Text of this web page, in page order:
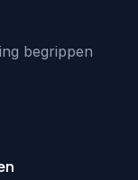
begrippen